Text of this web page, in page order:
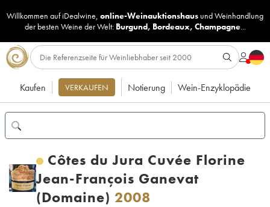
Willkommen auf iDealwine, online-Weinauktionshaus undWeinhandlung
der besten Weine der Welt: Burgund, Bordeaux, Champagne...
Kaufen VERKAUFEN Notierung Wein-Enzyklopädie
Côtes du Jura Cuvée Florine
Jean-François Ganevat
(Domaine) 2008